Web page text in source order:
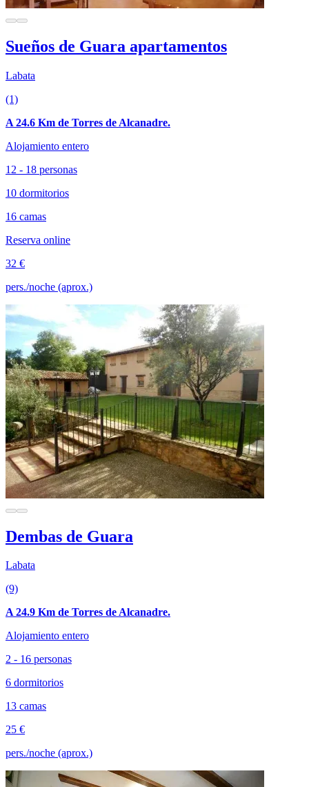
Sueños de Guara apartamentos
Labata
(1)
A 24.6 Km de Torres de Alcanadre.
Alojamiento entero
12 - 18 personas
10 dormitorios
16 camas
Reserva online
32 €
pers./noche (aprox.)
Dembas de Guara
Labata
(9)
A 24.9 Km de Torres de Alcanadre.
Alojamiento entero
2 - 16 personas
6 dormitorios
13 camas
25 €
pers./noche (aprox.)